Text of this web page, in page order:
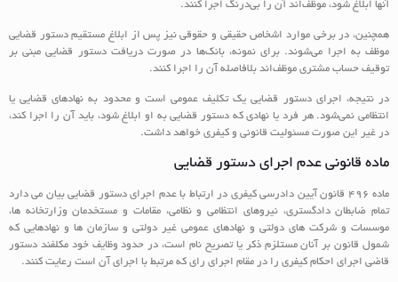
آنها ابلاغ شود، موظف‌اند آن را بی‌درنگ اجرا کنند.
همچنین، در برخی موارد اشخاص حقیقی و حقوقی نیز پس از ابلاغ مستقیم دستور قضایی
موظف به اجرا می‌شوند. برای نمونه، بانک‌ها در صورت دریافت دستور قضایی مبنی بر
توقیف حساب مشتری موظف‌اند بلافاصله آن را اجرا کنند.
در نتیجه، اجرای دستور قضایی یک تکلیف عمومی است و محدود به نهادهای قضایی یا
انتظامی نمی‌شود. هر فرد یا نهادی که دستور قضایی به او ابلاغ شود، باید آن را اجرا کند،
در غیر این صورت مسئولیت قانونی و کیفری خواهد داشت.
ماده قانونی عدم اجرای دستور قضایی
ماده ۴۹۶ قانون آیین دادرسی کیفری در ارتباط با عدم اجرای دستور قضایی بیان می دارد
تمام ضابطان دادگستری، نیروهای انتظامی و نظامی، مقامات و مستخدمان وزارتخانه‏ ها،
موسسات و شرکت های دولتی و نهادهای عمومی غیر دولتی و سازمان ها و نهادهایی که
شمول قانون بر آنان مستلزم ذکر یا تصریح نام است، در حدود وظایف خود مکلفند دستور
قاضی اجرای احکام کیفری را در مقام اجرای رای که مرتبط با اجرای آن است رعایت کنند.